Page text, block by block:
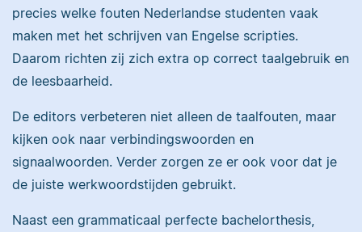
precies welke fouten Nederlandse studenten vaak
maken met het schrijven van Engelse scripties.
Daarom richten zij zich extra op correct taalgebruik en
de leesbaarheid.
De editors verbeteren niet alleen de taalfouten, maar
kijken ook naar verbindingswoorden en
signaalwoorden. Verder zorgen ze er ook voor dat je
de juiste werkwoordstijden gebruikt.
Naast een grammaticaal perfecte bachelorthesis,
Richa
I have a doctorate in
biology and studied a
subjects. I specialize in
I researched at